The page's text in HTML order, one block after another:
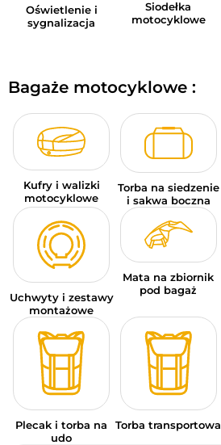
Oświetlenie i
sygnalizacja
Siodełka
motocyklowe
Bagaże motocyklowe :
Kufry i walizki
motocyklowe
Torba na siedzenie
i sakwa boczna
Uchwyty i zestawy
montażowe
Mata na zbiornik
pod bagaż
Plecak i torba na
udo
Torba transportowa